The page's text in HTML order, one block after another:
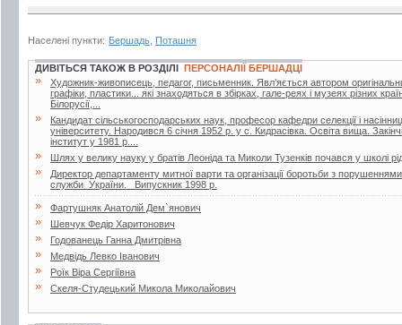
Населені пункти: Бершадь Поташня
ДИВІТЬСЯ ТАКОЖ В РОЗДІЛІ ПЕРСОНАЛІЇ БЕРШАДЦІ
»
Художник-живописець, педагог, письменник. Явл’яється автором
графіки, пластики... які знаходяться в збірках, гале-реях і музеях різних
Білорусії,...
»
Кандидат сільськогосподарських наук, професор кафедри селекції і
університету. Народився 6 січня 1952 р. у с. Кидрасівка. Освіта вища.
інститут у 1981 р....
» Шлях у велику науку у братів Леоніда та Миколи Тузенків почався у школі
»
Директор департаменту митної варти та організації боротьби з
служби України. Випускник 1998 р.
» Фартушняк Анатолій Дем`янович
» Шевчук Федір Харитонович
» Годованець Ганна Дмитрівна
» Медвідь Левко Іванович
» Роїк Віра Сергіївна
» Скеля-Студецький Микола Миколайович